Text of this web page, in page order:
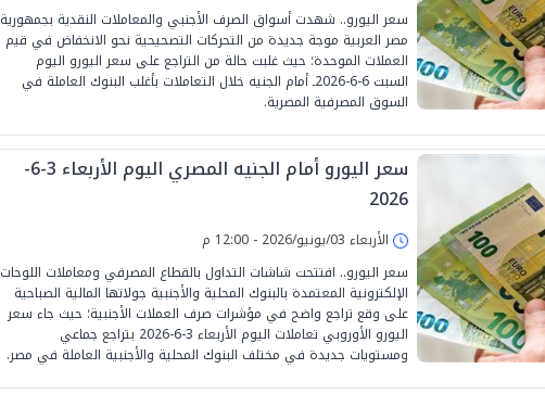
سعر اليورو.. شهدت أسواق الصرف الأجنبي والمعاملات النقدية بجمهورية
مصر العربية موجة جديدة من التحركات التصحيحية نحو الانخفاض في قيم
العملات الموحدة؛ حيث غلبت حالة من التراجع على سعر اليورو اليوم
السبت 6-6-2026ـ أمام الجنيه خلال التعاملات بأغلب البنوك العاملة في
السوق المصرفية المصرية.
سعر اليورو أمام الجنيه المصري اليوم الأربعاء 3-6-
2026
الأربعاء 03/يونيو/2026 - 12:00 م
سعر اليورو.. افتتحت شاشات التداول بالقطاع المصرفي ومعاملات اللوحات
الإلكترونية المعتمدة بالبنوك المحلية والأجنبية جولاتها المالية الصباحية
على وقع تراجع واضح في مؤشرات صرف العملات الأجنبية؛ حيث جاء سعر
اليورو الأوروبي تعاملات اليوم الأربعاء 3-6-2026 بتراجع جماعي
ومستويات جديدة في مختلف البنوك المحلية والأجنبية العاملة في مصر.